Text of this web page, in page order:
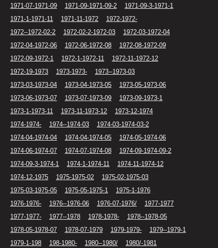
1971-07-1971-09
1971-09-1971-09-2
1971-09-3-1971-1
1971-1-1971-11
1971-11-1972
1972-1972-
1972--1972-02-2
1972-02-2-1972-03
1972-03-1972-04
1972-04-1972-06
1972-06-1972-08
1972-08-1972-09
1972-09-1972-1
1972-1-1972-11
1972-11-1972-12
1972-19-1973
1973-1973-
1973--1973-03
1973-03-1973-04
1973-04-1973-05
1973-05-1973-06
1973-06-1973-07
1973-07-1973-09
1973-09-1973-1
1973-1-1973-11
1973-11-1973-12
1973-12-1974
1974-1974-
1974--1974-03
1974-03-1974-03-2
1974-04-1974-04
1974-04-1974-05
1974-05-1974-06
1974-06-1974-07
1974-07-1974-08
1974-09-1974-09-2
1974-09-3-1974-1
1974-1-1974-11
1974-11-1974-12
1974-12-1975
1975-1975-02
1975-02-1975-03
1975-03-1975-05
1975-05-1975-1
1975-1-1976
1976-1976-
1976--1976-06 1976-07-1976/
1977-1977
1977-1977-
1977--1978 1978-1978-
1978--1978-05
1978-05-1978-07
1978-07-1979 1979-1979-
1979--1979-1
1979-1-198
198-1980- 1980--1980/
1980/-1981